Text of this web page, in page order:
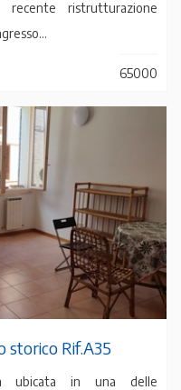
ristrutturazione
65000
storico Rif.A35
ubicata in una delle